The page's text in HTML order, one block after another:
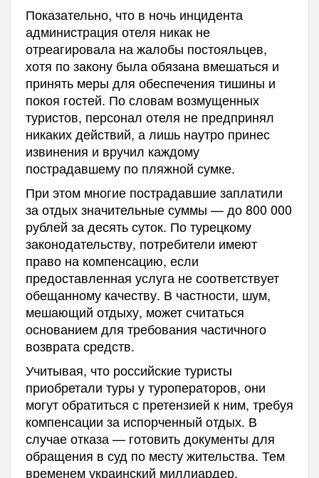
Показательно, что в ночь инцидента
администрация отеля никак не
отреагировала на жалобы постояльцев,
хотя по закону была обязана вмешаться и
принять меры для обеспечения тишины и
покоя гостей. По словам возмущенных
туристов, персонал отеля не предпринял
никаких действий, а лишь наутро принес
извинения и вручил каждому
пострадавшему по пляжной сумке.
При этом многие пострадавшие заплатили
за отдых значительные суммы — до 800 000
рублей за десять суток. По турецкому
законодательству, потребители имеют
право на компенсацию, если
предоставленная услуга не соответствует
обещанному качеству. В частности, шум,
мешающий отдыху, может считаться
основанием для требования частичного
возврата средств.
Учитывая, что российские туристы
приобретали туры у туроператоров, они
могут обратиться с претензией к ним, требуя
компенсации за испорченный отдых. В
случае отказа — готовить документы для
обращения в суд по месту жительства. Тем
временем украинский миллиардер,